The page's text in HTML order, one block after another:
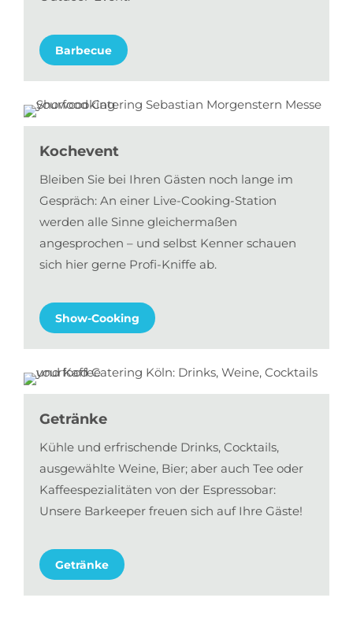
Barbecue
Kochevent
Bleiben Sie bei Ihren Gästen noch lange im
Gespräch: An einer Live-Cooking-Station
werden alle Sinne gleichermaßen
angesprochen – und selbst Kenner schauen
sich hier gerne Profi-Kniffe ab.
Show-Cooking
Getränke
Kühle und erfrischende Drinks, Cocktails,
ausgewählte Weine, Bier; aber auch Tee oder
Kaffeespezialitäten von der Espressobar:
Unsere Barkeeper freuen sich auf Ihre Gäste!
Getränke